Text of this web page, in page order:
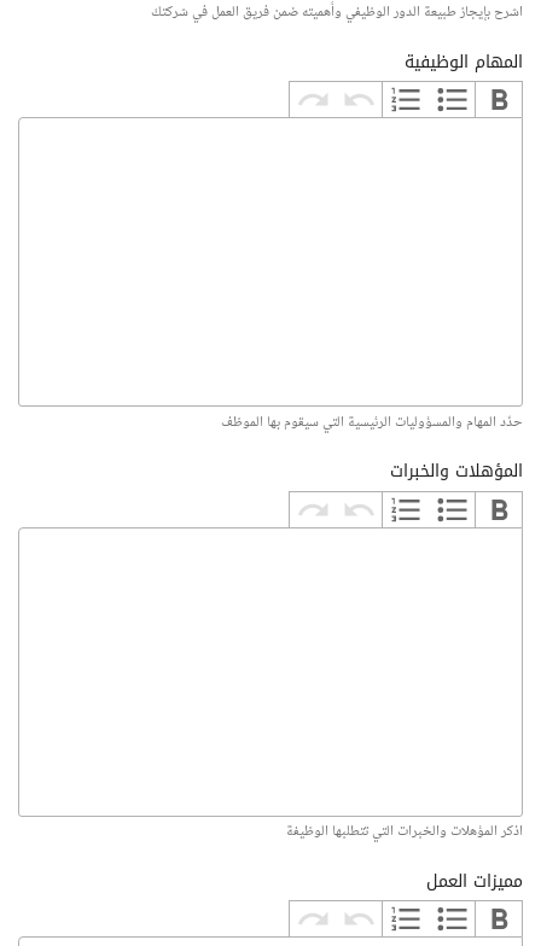
اشرح بإيجاز طبيعة الدور الوظيفي وأهميته ضمن فريق العمل في شركتك
المهام الوظيفية
حدّد المهام والمسؤوليات الرئيسية التي سيقوم بها الموظف
المؤهلات والخبرات
اذكر المؤهلات والخبرات التي تتطلبها الوظيفة
مميزات العمل